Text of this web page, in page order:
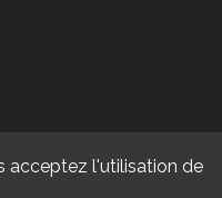
acceptez l'utilisation de